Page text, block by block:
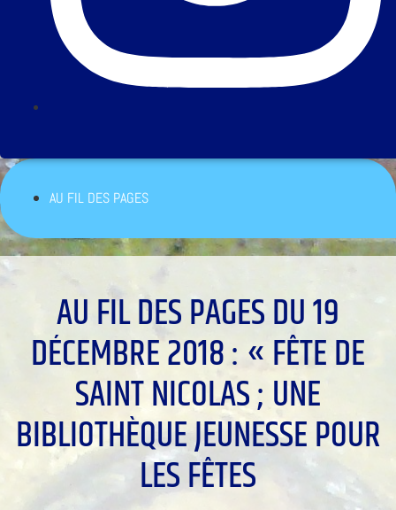
AU FIL DES PAGES
AU FIL DES PAGES DU 19
DÉCEMBRE 2018 : « FÊTE DE
SAINT NICOLAS ; UNE
BIBLIOTHÈQUE JEUNESSE POUR
LES FÊTES